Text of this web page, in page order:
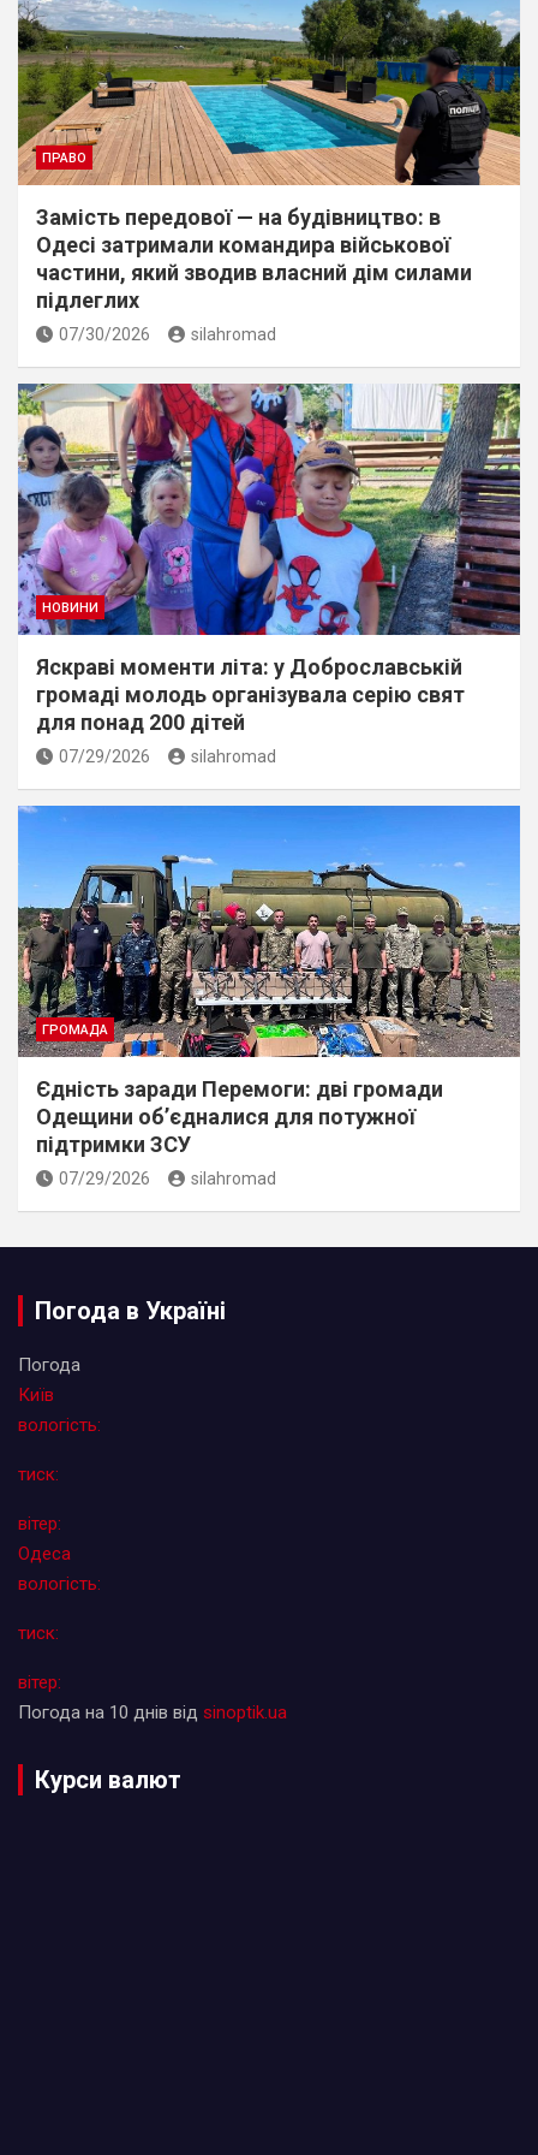
ПРАВО
Замість передової — на будівництво: в
Одесі затримали командира військової
частини, який зводив власний дім силами
підлеглих
07/30/2026 silahromad
НОВИНИ
Яскраві моменти літа: у Доброславській
громаді молодь організувала серію свят
для понад 200 дітей
07/29/2026 silahromad
ГРОМАДА
Єдність заради Перемоги: дві громади
Одещини об’єдналися для потужної
підтримки ЗСУ
07/29/2026 silahromad
Погода в Україні
Погода
Київ
вологість:
тиск:
вітер:
Одеса
вологість:
тиск:
вітер:
Погода на 10 днів від sinoptik.ua
Курси валют